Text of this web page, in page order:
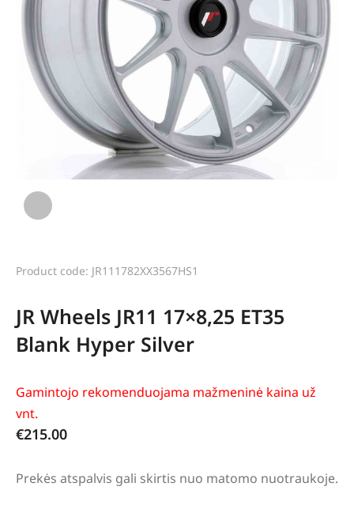
Product code: JR111782XX3567HS1
JR Wheels JR11 17×8,25 ET35
Blank Hyper Silver
Gamintojo rekomenduojama mažmeninė kaina už
vnt.
€215.00
Prekės atspalvis gali skirtis nuo matomo nuotraukoje.